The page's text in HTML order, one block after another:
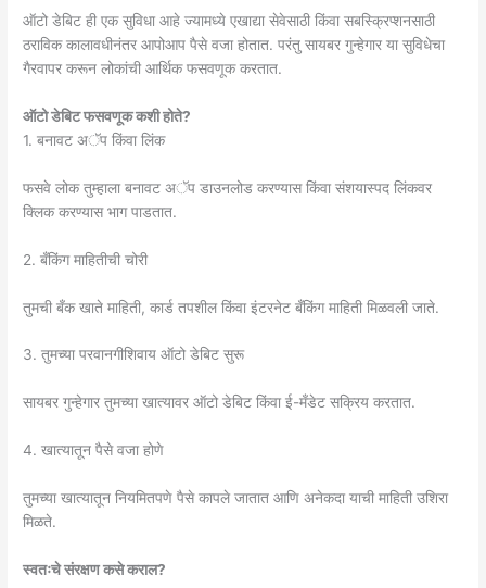
ऑटो डेबिट ही एक सुविधा आहे ज्यामध्ये एखाद्या सेवेसाठी किंवा सबस्क्रिप्शनसाठी
ठराविक कालावधीनंतर आपोआप पैसे वजा होतात. परंतु सायबर गुन्हेगार या सुविधेचा
गैरवापर करून लोकांची आर्थिक फसवणूक करतात.
ऑटो डेबिट फसवणूक कशी होते?
1. बनावट अॅप किंवा लिंक
फसवे लोक तुम्हाला बनावट अॅप डाउनलोड करण्यास किंवा संशयास्पद लिंकवर
क्लिक करण्यास भाग पाडतात.
2. बँकिंग माहितीची चोरी
तुमची बँक खाते माहिती, कार्ड तपशील किंवा इंटरनेट बँकिंग माहिती मिळवली जाते.
3. तुमच्या परवानगीशिवाय ऑटो डेबिट सुरू
सायबर गुन्हेगार तुमच्या खात्यावर ऑटो डेबिट किंवा ई-मँडेट सक्रिय करतात.
4. खात्यातून पैसे वजा होणे
तुमच्या खात्यातून नियमितपणे पैसे कापले जातात आणि अनेकदा याची माहिती उशिरा
मिळते.
स्वतःचे संरक्षण कसे कराल?